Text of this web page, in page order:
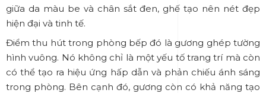
giữa da màu be và chân sắt đen, ghế tạo nên nét đẹp
hiện đại và tinh tế.
Điểm thu hút trong phòng bếp đó là gương ghép tường
hình vuông. Nó không chỉ là một yếu tố trang trí mà còn
có thể tạo ra hiệu ứng hấp dẫn và phản chiếu ánh sáng
trong phòng. Bên cạnh đó, gương còn có khả năng tạo